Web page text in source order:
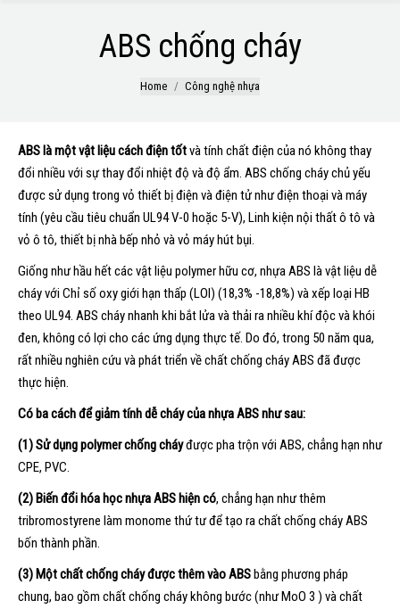
ABS chống cháy
Home Công nghệ nhựa
ABS là một vật liệu cách điện tốtvà tính chất điện của nó không thay
đổi nhiều với sự thay đổi nhiệt độ và độ ẩm. ABS chống cháy chủ yếu
được sử dụng trong vỏ thiết bị điện và điện tử như điện thoại và máy
tính (yêu cầu tiêu chuẩn UL94 V-0 hoặc 5-V), Linh kiện nội thất ô tô và
vỏ ô tô, thiết bị nhà bếp nhỏ và vỏ máy hút bụi.
Giống như hầu hết các vật liệu polymer hữu cơ, nhựa ABS là vật liệu dễ
cháy với Chỉ số oxy giới hạn thấp (LOI) (18,3% -18,8%) và xếp loại HB
theo UL94. ABS cháy nhanh khi bắt lửa và thải ra nhiều khí độc và khói
đen, không có lợi cho các ứng dụng thực tế. Do đó, trong 50 năm qua,
rất nhiều nghiên cứu và phát triển về chất chống cháy ABS đã được
thực hiện.
Có ba cách để giảm tính dễ cháy của nhựa ABS như sau:
(1) Sử dụng polymer chống cháyđược pha trộn với ABS, chẳng hạn như
CPE, PVC.
(2) Biến đổi hóa học nhựa ABS hiện có, chẳng hạn như thêm
tribromostyrene làm monome thứ tư để tạo ra chất chống cháy ABS
bốn thành phần.
(3) Một chất chống cháy được thêm vào ABSbằng phương pháp
chung, bao gồm chất chống cháy không bước (như MoO 3 ) và chất